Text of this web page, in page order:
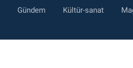
Gündem Kültür-sanat